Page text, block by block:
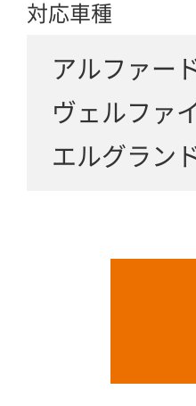
対応車種
アルファー
ヴェルファ
エルグラン